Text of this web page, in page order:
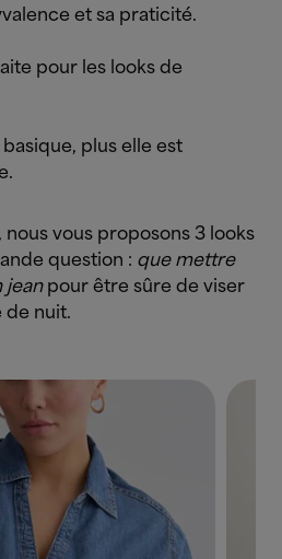
et sa praticité.
pour les looks de
basique, plus elle est
nous vous proposons 3 looks
question : que mettre
jeanpour être sûre de viser
de nuit.